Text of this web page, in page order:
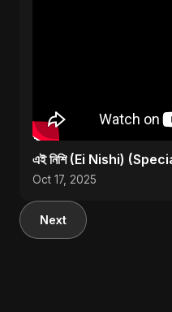
এই নিশি (Ei Nishi)
Oct 17, 2025
Next